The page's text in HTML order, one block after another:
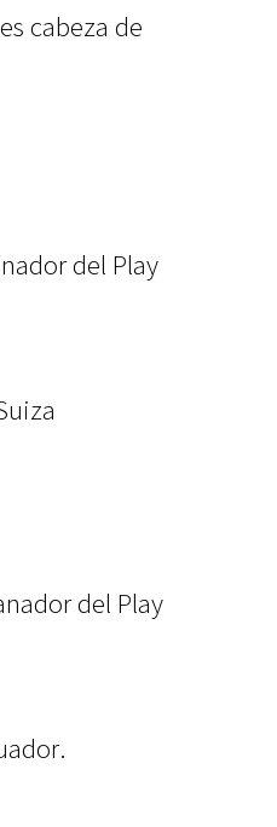
cabeza de
del Play
del Play